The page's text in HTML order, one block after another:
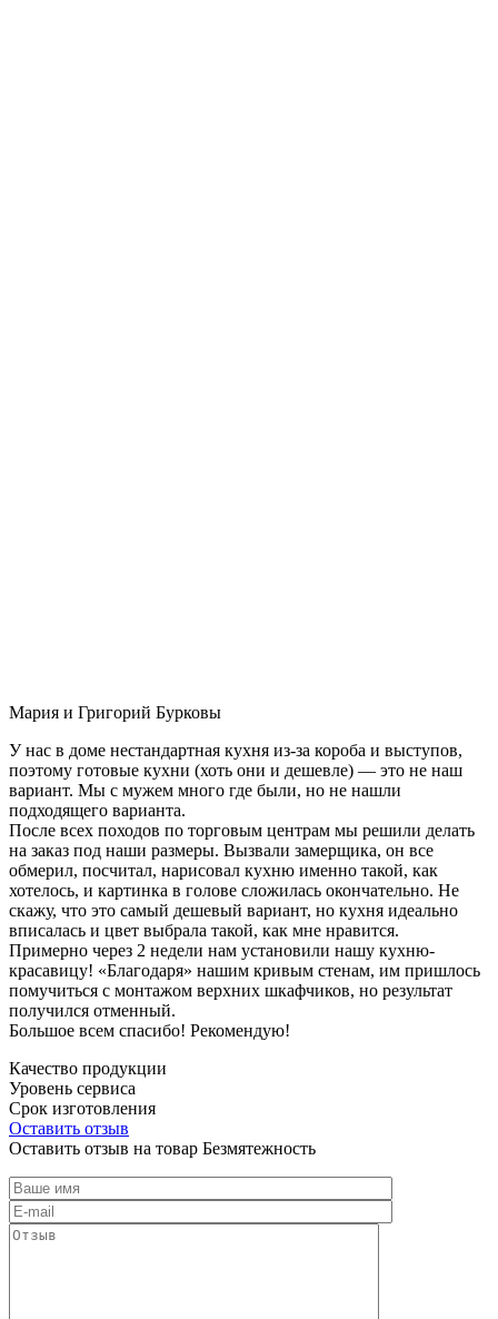
Мария и Григорий Бурковы
У нас в доме нестандартная кухня из-за короба и выступов,
поэтому готовые кухни (хоть они и дешевле) — это не наш
вариант. Мы с мужем много где были, но не нашли
подходящего варианта.
После всех походов по торговым центрам мы решили делать
на заказ под наши размеры. Вызвали замерщика, он все
обмерил, посчитал, нарисовал кухню именно такой, как
хотелось, и картинка в голове сложилась окончательно. Не
скажу, что это самый дешевый вариант, но кухня идеально
вписалась и цвет выбрала такой, как мне нравится.
Примерно через 2 недели нам установили нашу кухню-
красавицу! «Благодаря» нашим кривым стенам, им пришлось
помучиться с монтажом верхних шкафчиков, но результат
получился отменный.
Большое всем спасибо! Рекомендую!
Качество продукции
Уровень сервиса
Срок изготовления
Оставить отзыв
Оставить отзыв на товар Безмятежность